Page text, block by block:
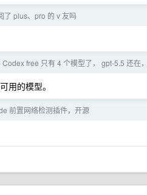
了 plus、pro 的 v 友吗
free 只有 4 个模型了， gpt-5.5 还在
用的模型。
前置网络检测插件，开源